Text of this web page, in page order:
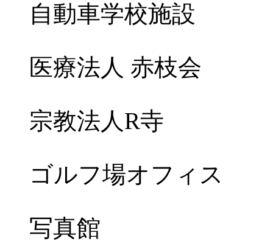
自動車学校施設
医療法人 赤枝会
宗教法人R寺
ゴルフ場オフィス
写真館